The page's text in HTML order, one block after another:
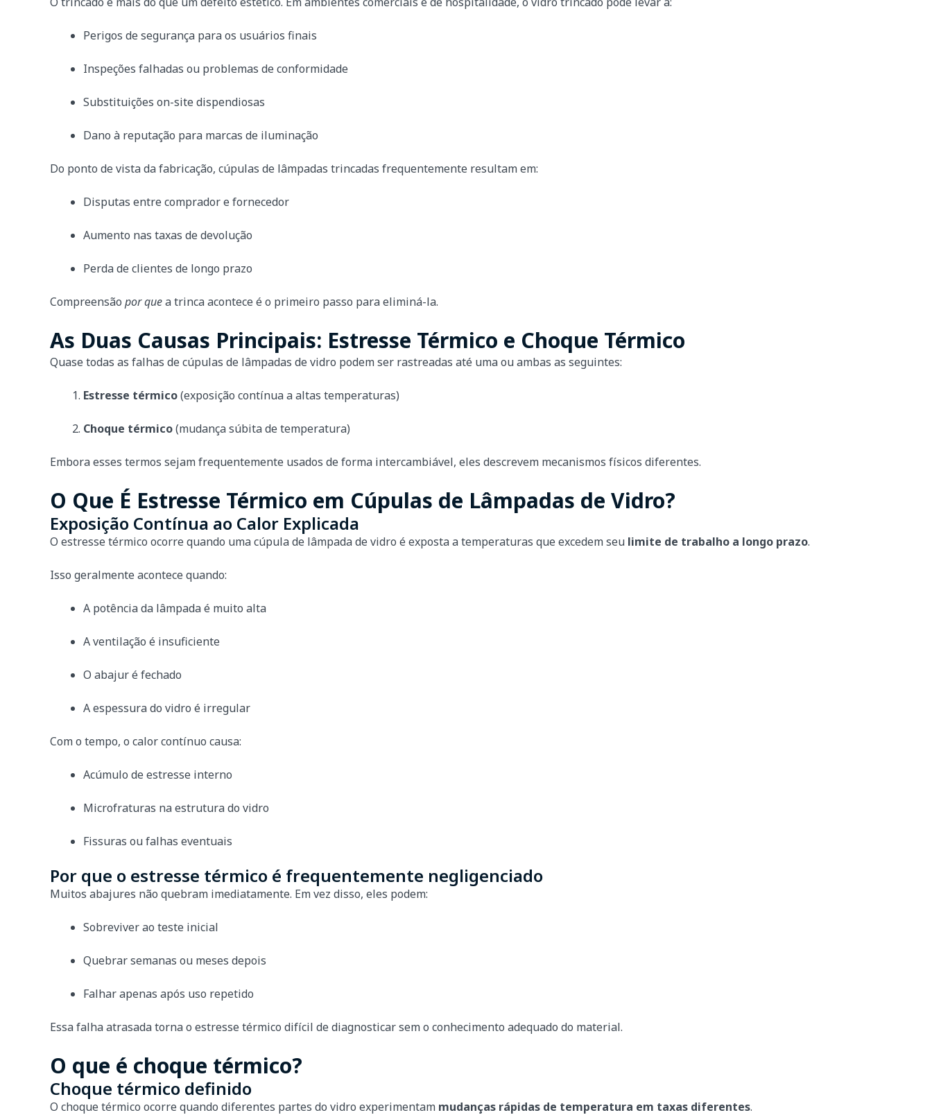
Perigos de segurança para os usuários finais
Inspeções falhadas ou problemas de conformidade
Substituições on-site dispendiosas
Dano à reputação para marcas de iluminação
Do ponto de vista da fabricação, cúpulas de lâmpadas trincadas frequentemente resultam em:
Disputas entre comprador e fornecedor
Aumento nas taxas de devolução
Perda de clientes de longo prazo
Compreensão por quea trinca acontece é o primeiro passo para eliminá-la.
As Duas Causas Principais: Estresse Térmico e Choque Térmico
Quase todas as falhas de cúpulas de lâmpadas de vidro podem ser rastreadas até uma ou ambas as seguintes:
Estresse térmico(exposição contínua a altas temperaturas)
Choque térmico(mudança súbita de temperatura)
Embora esses termos sejam frequentemente usados de forma intercambiável, eles descrevem mecanismos físicos diferentes.
O Que É Estresse Térmico em Cúpulas de Lâmpadas de Vidro?
Exposição Contínua ao Calor Explicada
O estresse térmico ocorre quando uma cúpula de lâmpada de vidro é exposta a temperaturas que excedem seu limite de trabalho a longo prazo.
Isso geralmente acontece quando:
A potência da lâmpada é muito alta
A ventilação é insuficiente
O abajur é fechado
A espessura do vidro é irregular
Com o tempo, o calor contínuo causa:
Acúmulo de estresse interno
Microfraturas na estrutura do vidro
Fissuras ou falhas eventuais
Por que o estresse térmico é frequentemente negligenciado
Muitos abajures não quebram imediatamente. Em vez disso, eles podem:
Sobreviver ao teste inicial
Quebrar semanas ou meses depois
Falhar apenas após uso repetido
Essa falha atrasada torna o estresse térmico difícil de diagnosticar sem o conhecimento adequado do material.
O que é choque térmico?
Choque térmico definido
O choque térmico ocorre quando diferentes partes do vidro experimentam mudanças rápidas de temperatura em taxas diferentes.